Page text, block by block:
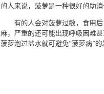
的人来说，菠萝是一种很好的助
有的人会对菠萝过敏，食用后
麻，严重的还可能出现呼吸困难
菠萝泡过盐水就可避免“菠萝病”